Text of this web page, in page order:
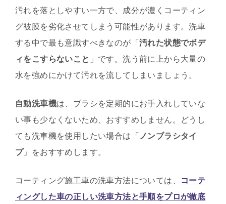
汚れを落としやすい一方で、成分が濃くコーティン
グ被膜を劣化させてしまう可能性があります。洗車
する中で最も意識すべきなのが「 汚れた状態でボデ
ィをこすらないこと 」です。洗う前に上から大量の
水を強めにかけて汚れを流してしまいましょう。
自動洗車機は、ブラシを定期的にお手入れしていな
い事も少なくないため、おすすめしません。どうし
ても洗車機を使用したい場合は「 ノンブラシタイ
プ」をおすすめします。
コーティング施工車の洗車方法については、
コーテ
ィングした車の正しい洗車方法と手順をプロが徹底